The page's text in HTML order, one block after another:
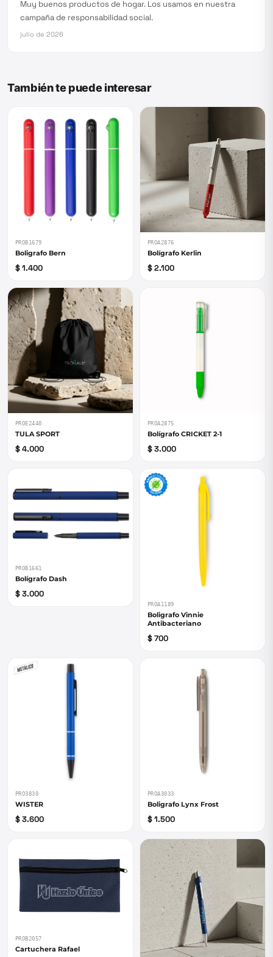
Muy buenos productos de hogar. Los usamos en nuestra
campaña de responsabilidad social.
julio de 2026
También te puede interesar
PROB1679
Boligrafo Bern
$ 1.400
PROA2876
Bolígrafo Kerlin
$ 2.100
PROE2440
TULA SPORT
$ 4.000
PROA2875
Bolígrafo CRICKET 2-1
$ 3.000
PROB1661
Bolígrafo Dash
$ 3.000
PROA1189
Boligrafo Vinnie
Antibacteriano
$ 700
PRO3830
WISTER
$ 3.600
PROA3033
Boligrafo Lynx Frost
$ 1.500
PROB2057
Cartuchera Rafael